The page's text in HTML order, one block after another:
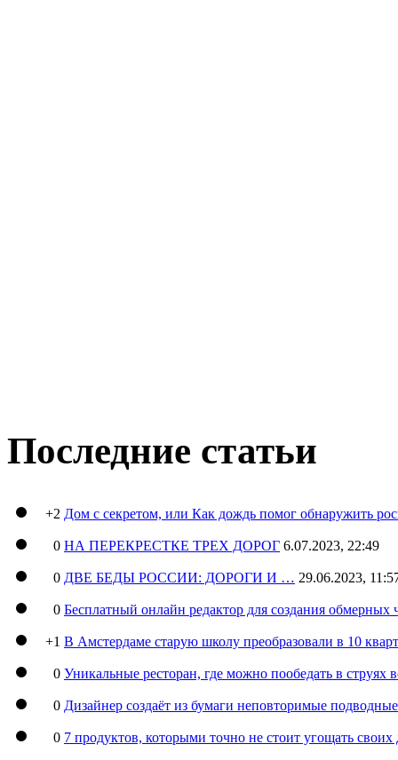
Последние статьи
+2 Дом с секретом, или Как дождь помог обнаружить
0 НА ПЕРЕКРЕСТКЕ ТРЕХ ДОРОГ 6.07.2023, 22:49
0 ДВЕ БЕДЫ РОССИИ: ДОРОГИ И … 29.06.2023,
0 Бесплатный онлайн редактор для создания обмерных
+1 В Амстердаме старую школу преобразовали в 10
0 Уникальные ресторан, где можно пообедать в струях
0 Дизайнер создаёт из бумаги неповторимые
0 7 продуктов, которыми точно не стоит угощать